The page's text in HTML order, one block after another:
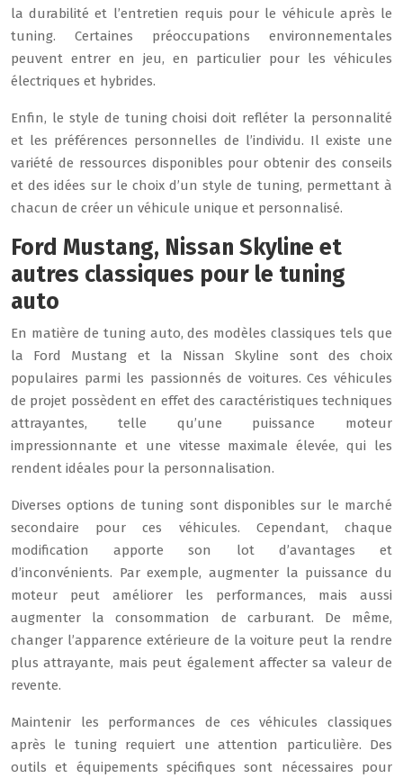
la durabilité et l’entretien requis pour le véhicule après le
tuning. Certaines préoccupations environnementales
peuvent entrer en jeu, en particulier pour les véhicules
électriques et hybrides.
Enfin, le style de tuning choisi doit refléter la personnalité
et les préférences personnelles de l’individu. Il existe une
variété de ressources disponibles pour obtenir des conseils
et des idées sur le choix d’un style de tuning, permettant à
chacun de créer un véhicule unique et personnalisé.
Ford Mustang, Nissan Skyline et
autres classiques pour le tuning
auto
En matière de tuning auto, des modèles classiques tels que
la Ford Mustang et la Nissan Skyline sont des choix
populaires parmi les passionnés de voitures. Ces véhicules
de projet possèdent en effet des caractéristiques techniques
attrayantes, telle qu’une puissance moteur
impressionnante et une vitesse maximale élevée, qui les
rendent idéales pour la personnalisation.
Diverses options de tuning sont disponibles sur le marché
secondaire pour ces véhicules. Cependant, chaque
modification apporte son lot d’avantages et
d’inconvénients. Par exemple, augmenter la puissance du
moteur peut améliorer les performances, mais aussi
augmenter la consommation de carburant. De même,
changer l’apparence extérieure de la voiture peut la rendre
plus attrayante, mais peut également affecter sa valeur de
revente.
Maintenir les performances de ces véhicules classiques
après le tuning requiert une attention particulière. Des
outils et équipements spécifiques sont nécessaires pour